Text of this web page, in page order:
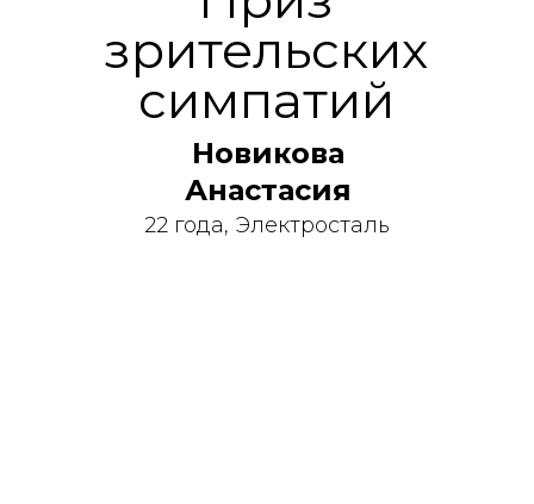
Новикова
Анастасия
22 года, Электросталь
зрительских
симпатий